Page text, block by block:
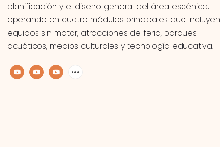
planificación y el diseño general del área escénica,
operando en cuatro módulos principales que incluyen
equipos sin motor, atracciones de feria, parques
acuáticos, medios culturales y tecnología educativa.